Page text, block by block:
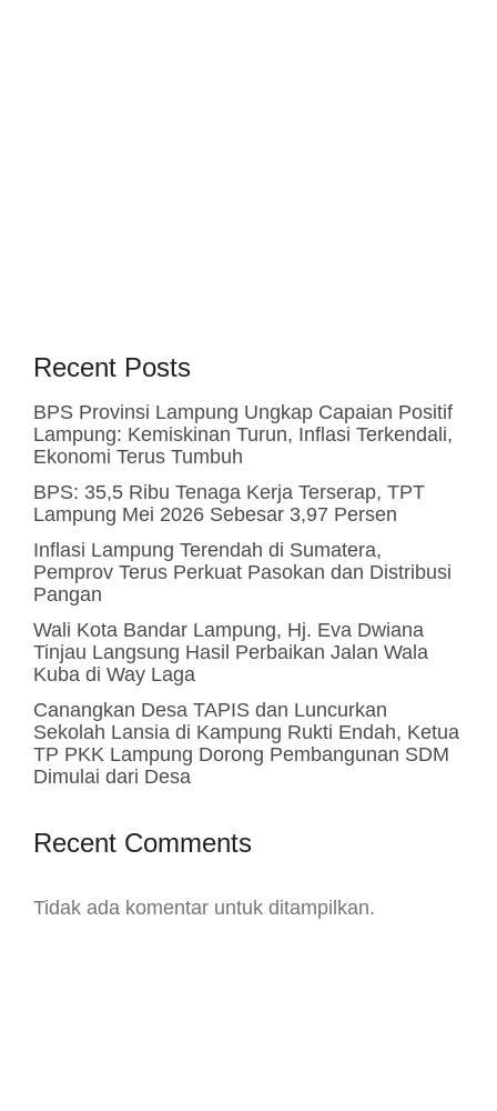
Recent Posts
BPS Provinsi Lampung Ungkap Capaian Positif
Lampung: Kemiskinan Turun, Inflasi Terkendali,
Ekonomi Terus Tumbuh
BPS: 35,5 Ribu Tenaga Kerja Terserap, TPT
Lampung Mei 2026 Sebesar 3,97 Persen
Inflasi Lampung Terendah di Sumatera,
Pemprov Terus Perkuat Pasokan dan Distribusi
Pangan
Wali Kota Bandar Lampung, Hj. Eva Dwiana
Tinjau Langsung Hasil Perbaikan Jalan Wala
Kuba di Way Laga
Canangkan Desa TAPIS dan Luncurkan
Sekolah Lansia di Kampung Rukti Endah, Ketua
TP PKK Lampung Dorong Pembangunan SDM
Dimulai dari Desa
Recent Comments
Tidak ada komentar untuk ditampilkan.